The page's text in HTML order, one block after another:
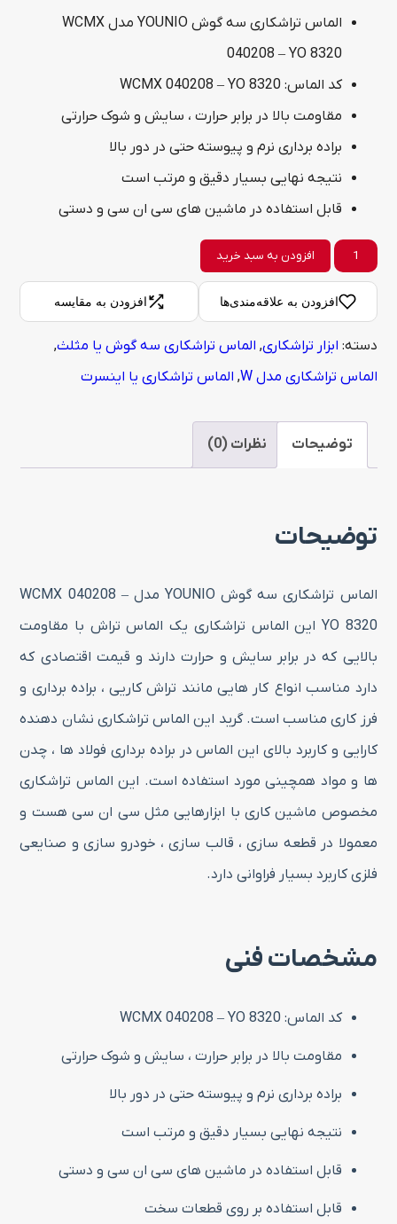
الماس تراشکاری سه گوش YOUNIO مدل WCMX
040208 – YO 8320
کد الماس: WCMX 040208 – YO 8320
مقاومت بالا در برابر حرارت ، سایش و شوک حرارتی
براده برداری نرم و پیوسته حتی در دور بالا
نتیجه نهایی بسیار دقیق و مرتب است
قابل استفاده در ماشین های سی ان سی و دستی
الماس
تراشکاری
سه
گوش
YOUNIO
WCMX
040208
YO
عدد
افزودن به سبد خرید
افزودن به علاقه‌مندی‌ها افزودن به مقایسه
دسته: ابزار تراشکاری, الماس تراشکاری سه گوش یا مثلث,
الماس تراشکاری مدل W
, الماس تراشکاری یا اینسرت
توضیحات نظرات (0)
توضیحات
الماس تراشکاری سه گوش YOUNIO مدل WCMX 040208 –
YO 8320 این الماس تراشکاری یک الماس تراش با مقاومت
بالایی که در برابر سایش و حرارت دارند و قیمت اقتصادی که
دارد مناسب انواع کار هایی مانند تراش کاریی ، براده برداری و
فرز کاری مناسب است. گرید این الماس تراشکاری نشان دهنده
کارایی و کاربرد بالای این الماس در براده برداری فولاد ها ، چدن
ها و مواد همچینی مورد استفاده است. این الماس تراشکاری
مخصوص ماشین کاری با ابزارهایی مثل سی ان سی هست و
معمولا در قطعه سازی ، قالب سازی ، خودرو سازی و صنایعی
فلزی کاربرد بسیار فراوانی دارد.
مشخصات فنی
کد الماس: WCMX 040208 – YO 8320
مقاومت بالا در برابر حرارت ، سایش و شوک حرارتی
براده برداری نرم و پیوسته حتی در دور بالا
نتیجه نهایی بسیار دقیق و مرتب است
قابل استفاده در ماشین های سی ان سی و دستی
قابل استفاده بر روی قطعات سخت